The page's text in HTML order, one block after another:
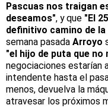
Pascuas nos traigan
deseamos", y que "El
definitivo camino de la
semana pasada Arroyo
"el hijo de puta que no
negociaciones estarían
intendente hasta el
menos, devuelva la
atravesar los próximos